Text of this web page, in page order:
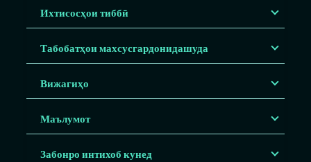
Ихтисосҳои тиббӣ
Табобатҳои махсусгардонидашуда
Вижагиҳо
Маълумот
Забонро интихоб кунед